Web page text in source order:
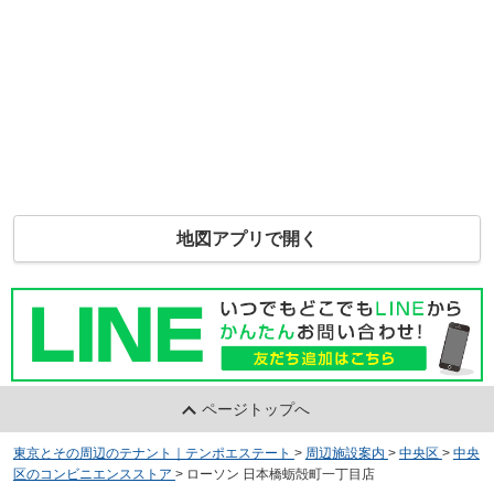
地図アプリで開く
ページトップへ
東京とその周辺のテナント｜テンポエステート > 周辺施設案内 > 中央区 > 中央
区のコンビニエンスストア > ローソン 日本橋蛎殻町一丁目店